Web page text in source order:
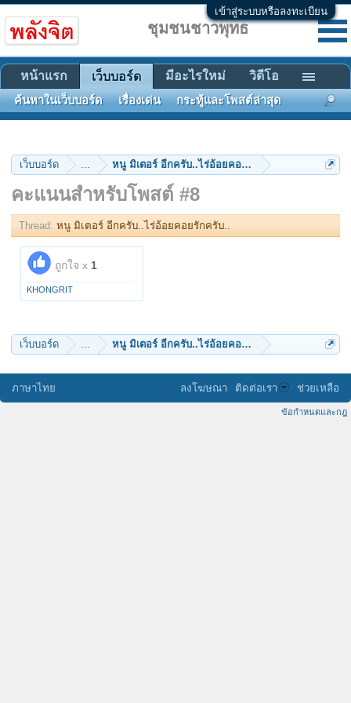
เข้าสู่ระบบหรือลงทะเบียน
เว็บบอร์ด ... หนู มิเตอร์ อีกครับ..ไร่อ้อยคอยรักครับ..
คะแนนสำหรับโพสต์ #8
Thread: หนู มิเตอร์ อีกครับ..ไร่อ้อยคอยรักครับ..
ถูกใจ x 1
KHONGRIT
เว็บบอร์ด ... หนู มิเตอร์ อีกครับ..ไร่อ้อยคอยรักครับ..
ชุมชนชาวพุทธ
หน้าแรก เว็บบอร์ด
ค้นหาในเว็บบอร์ด เรื่องเด่น กระทู้และโพสต์ล่าสุด
มีอะไรใหม่ วิดีโอ
ภาษาไทย ลงโฆษณา ติดต่อเรา ช่วยเหลือ
ข้อกำหนดและกฎ